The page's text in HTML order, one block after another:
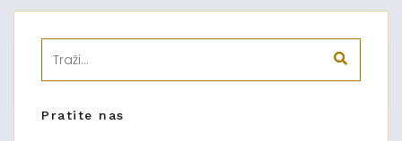
Pratite nas